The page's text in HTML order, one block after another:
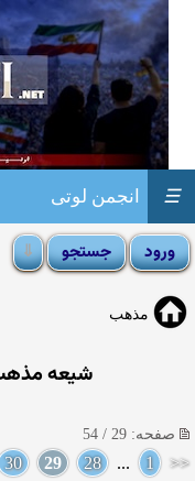
انجمن لوتی ☰
مذهب
شیعه
صفحه: 29 / 54
<<
1
...
28
29
30